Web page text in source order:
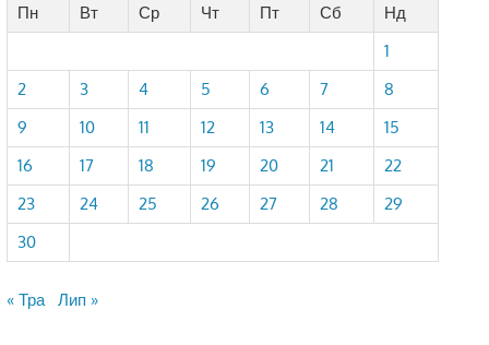
Пн
Вт Ср Чт Пт Сб
Нд
1
2
3 4 5 6 7
8
9
10 11 12 13 14
15
16
17 18 19 20 21
22
23
24 25 26 27 28
29
30
« Тра Лип »